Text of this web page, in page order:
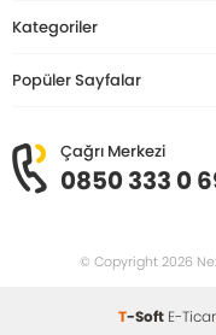
Kategoriler
Popüler Sayfalar
Çağrı Merkezi
0850 333 0
© Copyright 2026
T-Soft E-